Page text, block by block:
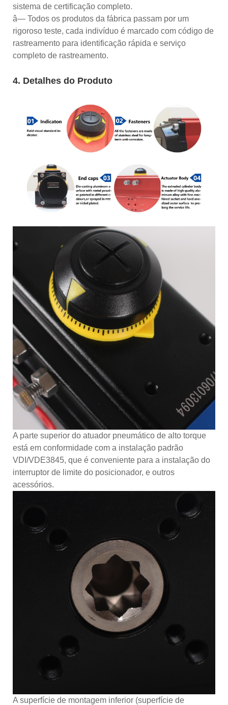
sistema de certificação completo.
â— Todos os produtos da fábrica passam por um
rigoroso teste, cada indivíduo é marcado com código de
rastreamento para identificação rápida e serviço
completo de rastreamento.
4. Detalhes do Produto
A parte superior do atuador pneumático de alto torque
está em conformidade com a instalação padrão
VDI/VDE3845, que é conveniente para a instalação do
interruptor de limite do posicionador, e outros
acessórios.
A superfície de montagem inferior (superfície de